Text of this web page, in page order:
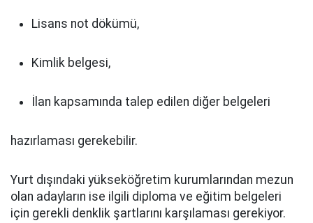
Lisans not dökümü,
Kimlik belgesi,
İlan kapsamında talep edilen diğer belgeleri
hazırlaması gerekebilir.
Yurt dışındaki yükseköğretim kurumlarından mezun
olan adayların ise ilgili diploma ve eğitim belgeleri
için gerekli denklik şartlarını karşılaması gerekiyor.